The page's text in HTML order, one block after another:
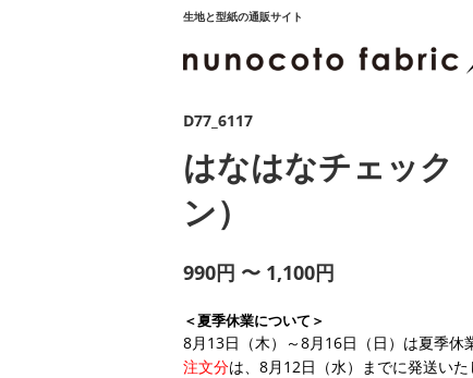
生地と型紙の通販サイト
D77_6117
はなはなチェック
ン）
990円 〜 1,100円
＜夏季休業について＞
8月13日（木）～8月16日（日）は夏季休
注文分は、8月12日（水）までに発送い